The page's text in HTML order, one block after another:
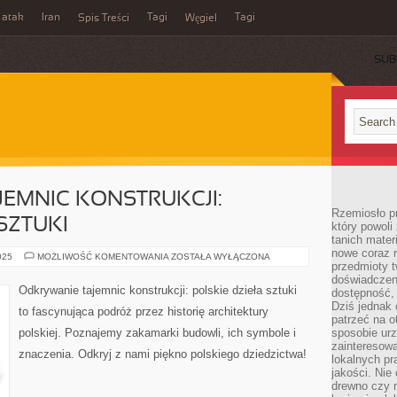
atak Iran Spis Treści Tagi Węgiel Tagi
KONSTRUKCJI:
MOŻLIWOŚĆ KOMENTOWANIA ODKRYWANIE
POLSKIE
DZIEŁA
ZOSTAŁA WYŁĄCZONA
Odkrywanie tajemnic konstrukcji: polskie dzieła sztuki
to fascynująca podróż przez historię architektury
polskiej. Poznajemy zakamarki budowli, ich symbole i
znaczenia. Odkryj z nami piękno polskiego dziedzictwa!
Rzemiosło
który
tanich
nowe coraz
przedmioty
Dziś jednak
patrzeć na
sposobie
lokalnych
jakości. Nie
drewno czy